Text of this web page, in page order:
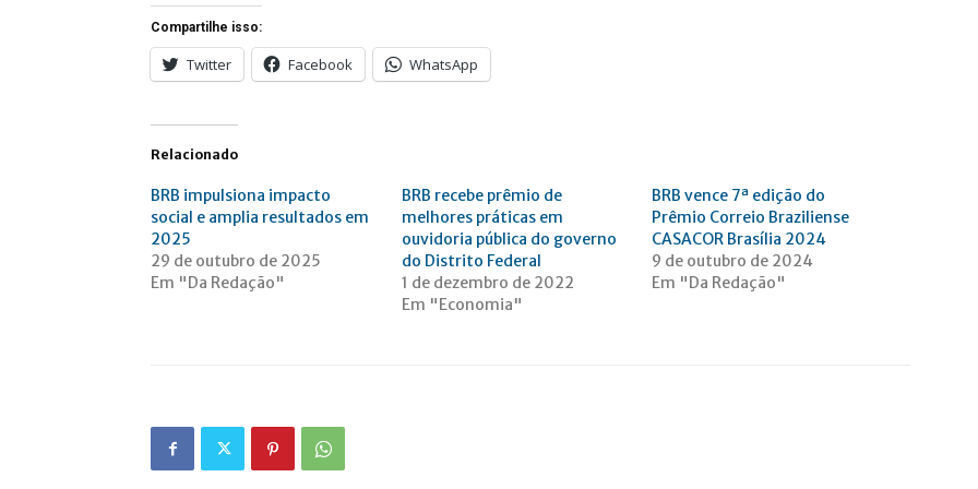
Compartilhe isso:
Twitter Facebook WhatsApp
Relacionado
BRB impulsiona impacto
social e amplia resultados em
2025
29 de outubro de 2025
Em "Da Redação"
BRB recebe prêmio de
melhores práticas em
ouvidoria pública do governo
do Distrito Federal
1 de dezembro de 2022
Em "Economia"
BRB vence 7ª edição do
Prêmio Correio Braziliense
CASACOR Brasília 2024
9 de outubro de 2024
Em "Da Redação"